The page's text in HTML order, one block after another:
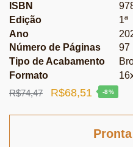
ISBN
Edição
1ª
Ano
Número de Páginas
97
Tipo de Acabamento
Formato
R$74,47
O
R$68,51 O
atual
-8%